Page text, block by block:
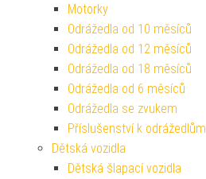
Motorky
Odrážedla od 10 měsíců
Odrážedla od 12 měsíců
Odrážedla od 18 měsíců
Odrážedla od 6 měsíců
Odrážedla se zvukem
Příslušenství k odrážedlům
Dětská vozidla
Dětská šlapací vozidla